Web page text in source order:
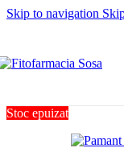
Skip to navigation
Stoc epuizat